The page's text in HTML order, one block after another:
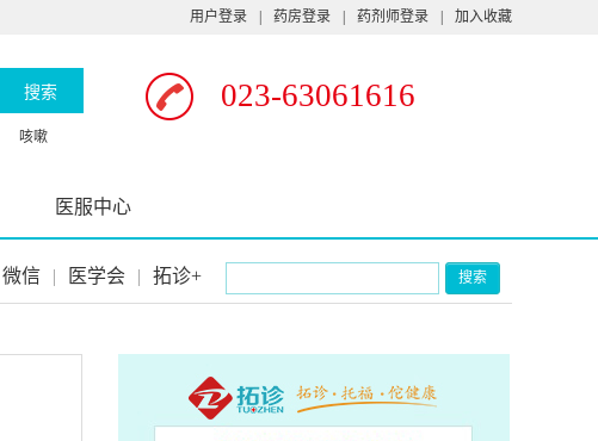
用户登录 药房登录 药剂师登录 加入收藏
搜索 023-63061616
咳嗽
医服中心
微信 | 医学会 | 拓诊+ 搜索